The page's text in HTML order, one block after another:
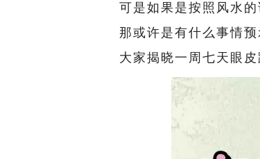
可是如果是按照风水
那或许是有什么事情
大家揭晓一周七天眼皮